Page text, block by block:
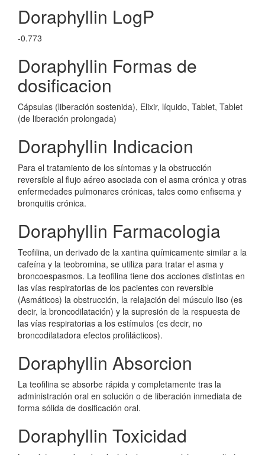
Doraphyllin LogP
-0.773
Doraphyllin Formas de
dosificacion
Cápsulas (liberación sostenida), Elixir, líquido, Tablet, Tablet
(de liberación prolongada)
Doraphyllin Indicacion
Para el tratamiento de los síntomas y la obstrucción
reversible al flujo aéreo asociada con el asma crónica y otras
enfermedades pulmonares crónicas, tales como enfisema y
bronquitis crónica.
Doraphyllin Farmacologia
Teofilina, un derivado de la xantina químicamente similar a la
cafeína y la teobromina, se utiliza para tratar el asma y
broncoespasmos. La teofilina tiene dos acciones distintas en
las vías respiratorias de los pacientes con reversible
(Asmáticos) la obstrucción, la relajación del músculo liso (es
decir, la broncodilatación) y la supresión de la respuesta de
las vías respiratorias a los estímulos (es decir, no
broncodilatadora efectos profilácticos).
Doraphyllin Absorcion
La teofilina se absorbe rápida y completamente tras la
administración oral en solución o de liberación inmediata de
forma sólida de dosificación oral.
Doraphyllin Toxicidad